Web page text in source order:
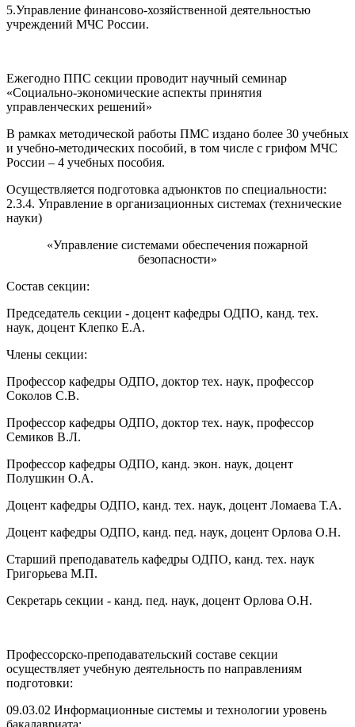
5.Управление финансово-хозяйственной деятельностью
учреждений МЧС России.
Ежегодно ППС секции проводит научный семинар
«Социально-экономические аспекты принятия
управленческих решений»
В рамках методической работы ПМС издано более 30 учебных
и учебно-методических пособий, в том числе с грифом МЧС
России – 4 учебных пособия.
Осуществляется подготовка адъюнктов по специальности:
2.3.4. Управление в организационных системах (технические
науки)
«Управление системами обеспечения пожарной
безопасности»
Состав секции:
Председатель секции - доцент кафедры ОДПО, канд. тех.
наук, доцент Клепко Е.А.
Члены секции:
Профессор кафедры ОДПО, доктор тех. наук, профессор
Соколов С.В.
Профессор кафедры ОДПО, доктор тех. наук, профессор
Семиков В.Л.
Профессор кафедры ОДПО, канд. экон. наук, доцент
Полушкин О.А.
Доцент кафедры ОДПО, канд. тех. наук, доцент Ломаева Т.А.
Доцент кафедры ОДПО, канд. пед. наук, доцент Орлова О.Н.
Старший преподаватель кафедры ОДПО, канд. тех. наук
Григорьева М.П.
Секретарь секции - канд. пед. наук, доцент Орлова О.Н.
Профессорско-преподавательский составе секции
осуществляет учебную деятельность по направлениям
подготовки:
09.03.02 Информационные системы и технологии уровень
бакалавриата;